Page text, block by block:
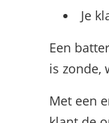
Je
Een
is zonde,
Met een